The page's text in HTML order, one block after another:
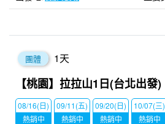
團體 1天
【桃園】拉拉山1日(台北出發)
08/16(日)
熱銷中
09/11(五)
熱銷中
09/20(日)
熱銷中
10/07(三)
熱銷中